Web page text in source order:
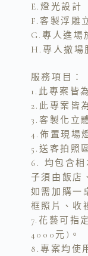
E.燈光設計
F.客製浮雕
G.專人進場
H.專人撤場
服務項目：
1.此專案皆
2.此專案皆
3.客製化立
4.佈置現場
5.送客拍照
6. 均包含
子須由飯店
如需加購一
框照片、收
7.花藝可指
4000元)。
8.專案均使